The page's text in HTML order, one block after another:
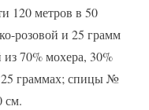
120 метров в 50
розовой и 25 грамм
70% мохера, 30%
25 граммах; спицы №
см.